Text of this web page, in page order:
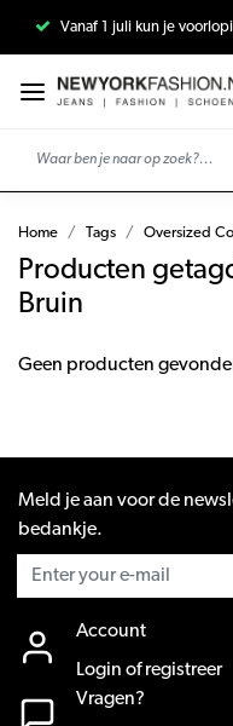
Vanaf 1 juli kun je
Home Tags Oversized
Producten
Bruin
Geen producten
Meld je aan voor de
bedankje.
Account
Login of registreer
Vragen?